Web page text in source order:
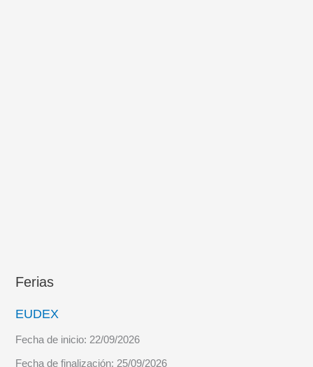
Ferias
EUDEX
Fecha de inicio:22/09/2026
Fecha de finalización:25/09/2026